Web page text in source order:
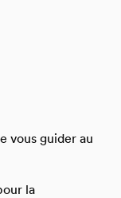
vous guider au
la